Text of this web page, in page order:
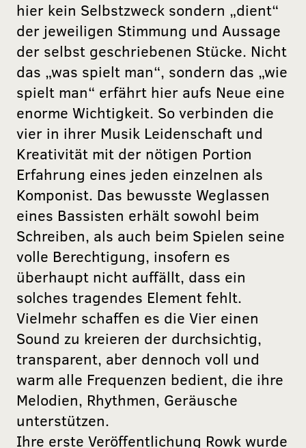
hier kein Selbstzweck sondern „dient“
der jeweiligen Stimmung und Aussage
der selbst geschriebenen Stücke. Nicht
das „was spielt man“, sondern das „wie
spielt man“ erfährt hier aufs Neue eine
enorme Wichtigkeit. So verbinden die
vier in ihrer Musik Leidenschaft und
Kreativität mit der nötigen Portion
Erfahrung eines jeden einzelnen als
Komponist. Das bewusste Weglassen
eines Bassisten erhält sowohl beim
Schreiben, als auch beim Spielen seine
volle Berechtigung, insofern es
überhaupt nicht auffällt, dass ein
solches tragendes Element fehlt.
Vielmehr schaffen es die Vier einen
Sound zu kreieren der durchsichtig,
transparent, aber dennoch voll und
warm alle Frequenzen bedient, die ihre
Melodien, Rhythmen, Geräusche
unterstützen.
Ihre erste Veröffentlichung Rowk wurde